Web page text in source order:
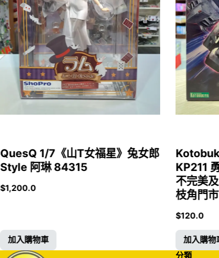
QuesQ 1/7《山T女福星》兔女郎
Style 阿琳 84315
$1,200.0
加入購物車
KP211
不完美
枝角門
$120.0
加入購物
分類